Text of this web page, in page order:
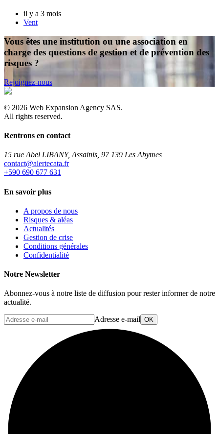
il y a 3 mois
Vent
Vous êtes une institution ou une association en
charge des questions de gestion et de prévention des
risques ?
Rejoignez-nous
© 2026 Web Expansion Agency SAS.
All rights reserved.
Rentrons en contact
15 rue Abel LIBANY, Assainis, 97 139 Les Abymes
rf.atacetrela@tcatnoc
+590 690 677 631
En savoir plus
A propos de nous
Risques & aléas
Actualités
Gestion de crise
Conditions générales
Confidentialité
Notre Newsletter
Abonnez-vous à notre liste de diffusion pour rester informer de notre
actualité.
Adresse e-mail